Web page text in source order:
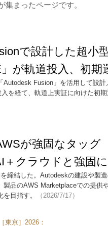
集まったページです。
で設計した超小
」が軌道投入、初期
Autodesk Fusion」を活用して設
入を経て、軌道上実証に向けた初
が強固なタッ
＋クラウドと強固
締結した。Autodeskの建設や製
製品のAWS Marketplaceでの提供
目指す。
（2026/7/17）
東京］2026：